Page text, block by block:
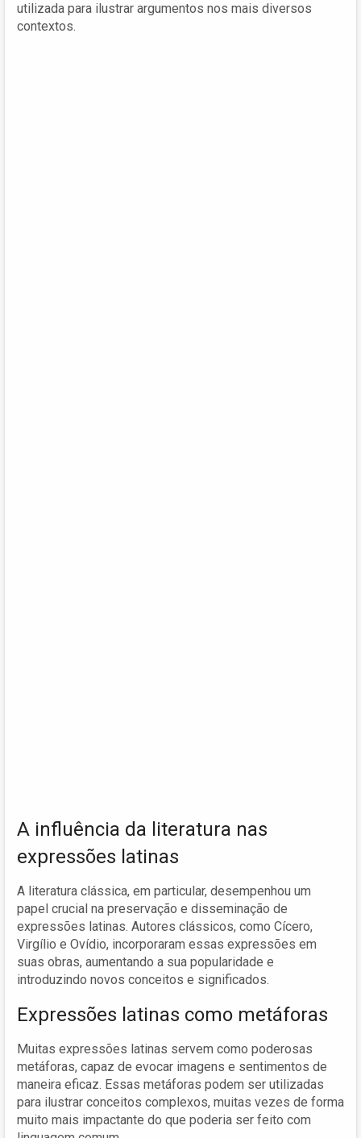
utilizada para ilustrar argumentos nos mais diversos
contextos.
A influência da literatura nas
expressões latinas
A literatura clássica, em particular, desempenhou um
papel crucial na preservação e disseminação de
expressões latinas. Autores clássicos, como Cícero,
Virgílio e Ovídio, incorporaram essas expressões em
suas obras, aumentando a sua popularidade e
introduzindo novos conceitos e significados.
Expressões latinas como metáforas
Muitas expressões latinas servem como poderosas
metáforas, capaz de evocar imagens e sentimentos de
maneira eficaz. Essas metáforas podem ser utilizadas
para ilustrar conceitos complexos, muitas vezes de forma
muito mais impactante do que poderia ser feito com